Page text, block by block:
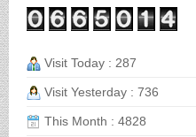
BALO HỌC
Visit Today : 287
Visit Yesterday : 736
This Month : 4828